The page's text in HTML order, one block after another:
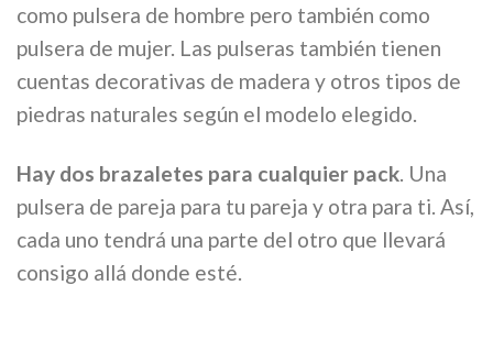
como pulsera de hombre pero también como
pulsera de mujer. Las pulseras también tienen
cuentas decorativas de madera y otros tipos de
piedras naturales según el modelo elegido.
Hay dos brazaletes para cualquier pack. Una
pulsera de pareja para tu pareja y otra para ti. Así,
cada uno tendrá una parte del otro que llevará
consigo allá donde esté.